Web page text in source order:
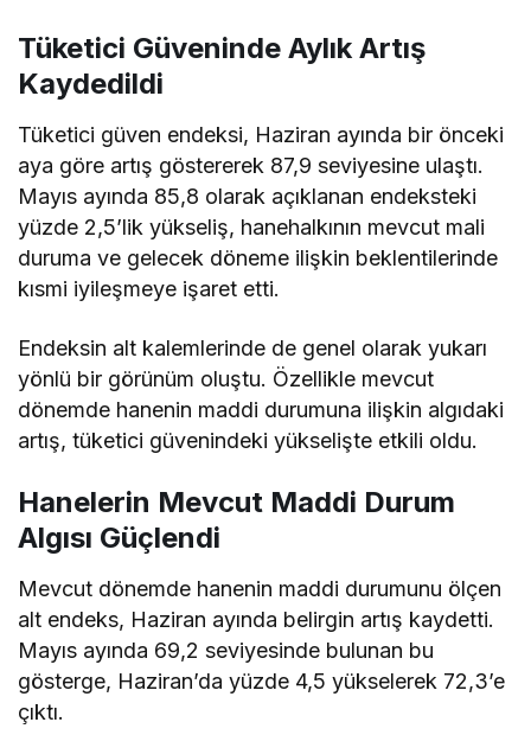
Tüketici Güveninde Aylık Artış
Kaydedildi
Tüketici güven endeksi, Haziran ayında bir önceki
aya göre artış göstererek 87,9 seviyesine ulaştı.
Mayıs ayında 85,8 olarak açıklanan endeksteki
yüzde 2,5’lik yükseliş, hanehalkının mevcut mali
duruma ve gelecek döneme ilişkin beklentilerinde
kısmi iyileşmeye işaret etti.
Endeksin alt kalemlerinde de genel olarak yukarı
yönlü bir görünüm oluştu. Özellikle mevcut
dönemde hanenin maddi durumuna ilişkin algıdaki
artış, tüketici güvenindeki yükselişte etkili oldu.
Hanelerin Mevcut Maddi Durum
Algısı Güçlendi
Mevcut dönemde hanenin maddi durumunu ölçen
alt endeks, Haziran ayında belirgin artış kaydetti.
Mayıs ayında 69,2 seviyesinde bulunan bu
gösterge, Haziran’da yüzde 4,5 yükselerek 72,3’e
çıktı.